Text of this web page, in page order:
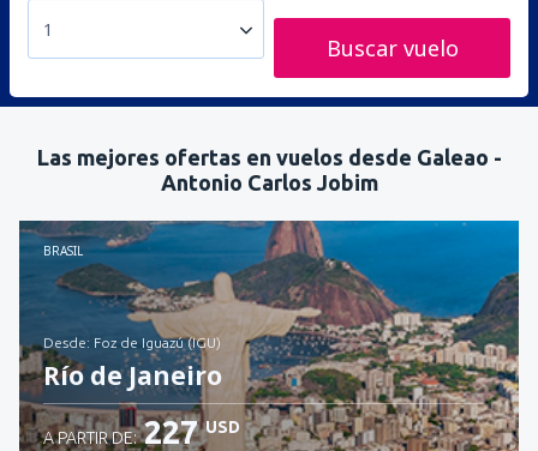
1
Buscar vuelo
Las mejores ofertas en vuelos desde Galeao -
Antonio Carlos Jobim
BRASIL
desde: Foz de Iguazú (IGU)
Río de Janeiro
A PARTIR DE: 227 USD